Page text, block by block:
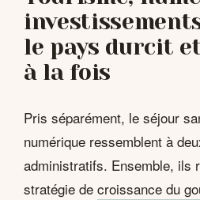
le pays durcit
à la fois
Pris séparément, le séjour
numérique ressemblent à
administratifs. Ensemble, ils
stratégie de croissance du